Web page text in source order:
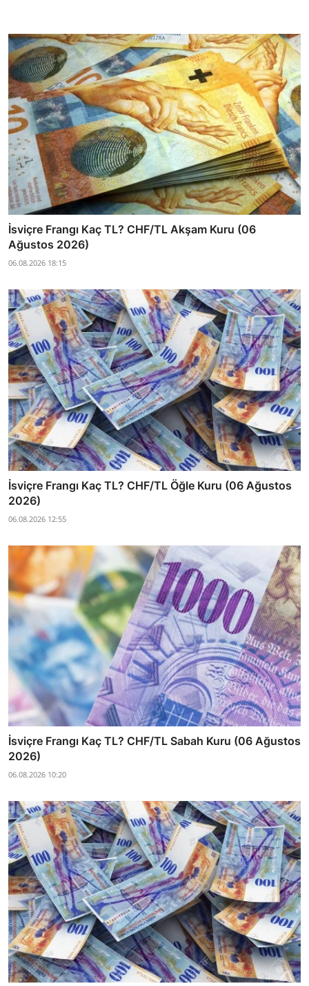
İsviçre Frangı Kaç TL? CHF/TL Akşam Kuru (06
Ağustos 2026)
06.08.2026 18:15
İsviçre Frangı Kaç TL? CHF/TL Öğle Kuru (06 Ağustos
2026)
06.08.2026 12:55
İsviçre Frangı Kaç TL? CHF/TL Sabah Kuru (06 Ağustos
2026)
06.08.2026 10:20